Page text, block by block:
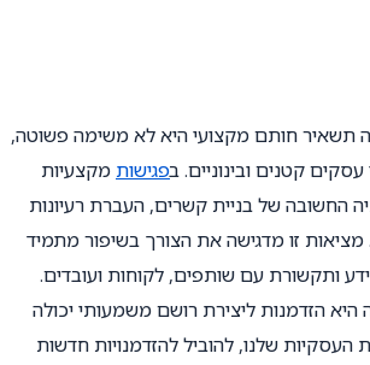
תשאיר חותם מקצועי היא לא משימה פשוטה,
קטנים ובינוניים. בפגישות מקצעיות
החשובה של בניית קשרים, העברת רעיונות
. מציאות זו מדגישה את הצורך בשיפור מתמיד
ותקשורת עם שותפים, לקוחות ועובדים.
היא הזדמנות ליצירת רושם משמעותי יכולה
שלנו, להוביל להזדמנויות חדשות